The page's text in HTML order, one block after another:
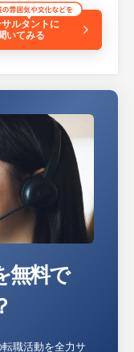
施策の企画／運用
ロー
ます
ト】
るインフラ工事会
工事であり、連続
おいて自治体から
り、協力会社に対
て発注しておりま
よる修理
あります。
ます
ト】
ります。
て1泊の出張にな
サルタントに
いてみる
無料で
職活動を全力サ